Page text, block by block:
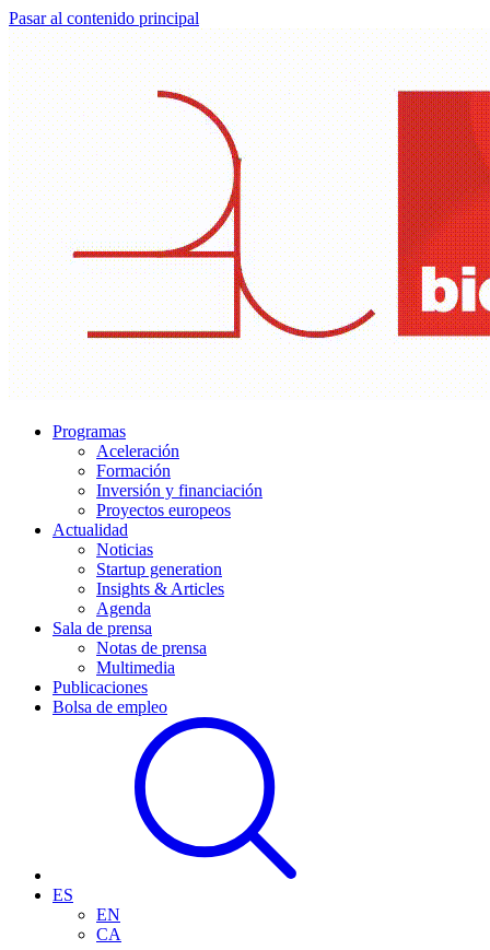
Pasar al contenido principal
Programas
Aceleración
Formación
Inversión y financiación
Proyectos europeos
Actualidad
Noticias
Startup generation
Insights & Articles
Agenda
Sala de prensa
Notas de prensa
Multimedia
Publicaciones
Bolsa de empleo
ES
EN
CA